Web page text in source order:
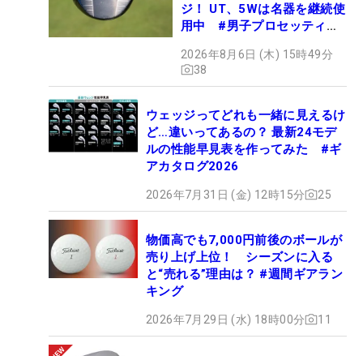
ジ！ UT、5Wは名器を継続使
用中 #男子プロセッティン
2026年8月6日 (木) 15時49分
38
ウェッジってどれも一緒に見えるけ
ど…違いってあるの？ 最新24モデ
ルの性能早見表を作ってみた #ギ
アカタログ2026
2026年7月31日 (金) 12時15分 25
物価高でも7,000円前後のボールが
売り上げ上位！ シーズンに入る
と“売れる”理由は？ #週間ギアラン
キング
2026年7月29日 (水) 18時00分 11